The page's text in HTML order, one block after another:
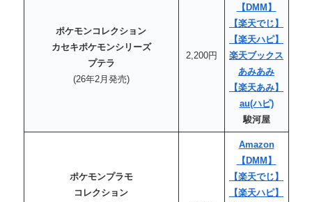
ポケモンコレクション
カセキポケモンシリーズ
プテラ
(26年2月発売)
2,200円
【DMM】
【楽天でじ】
【楽天ハピ】
楽天ブックス
あみあみ
【楽天あみ】
au(ハピ)
駿河屋
ポケモンプラモ
コレクション
Amazon
【DMM】
【楽天でじ】
【楽天ハピ】